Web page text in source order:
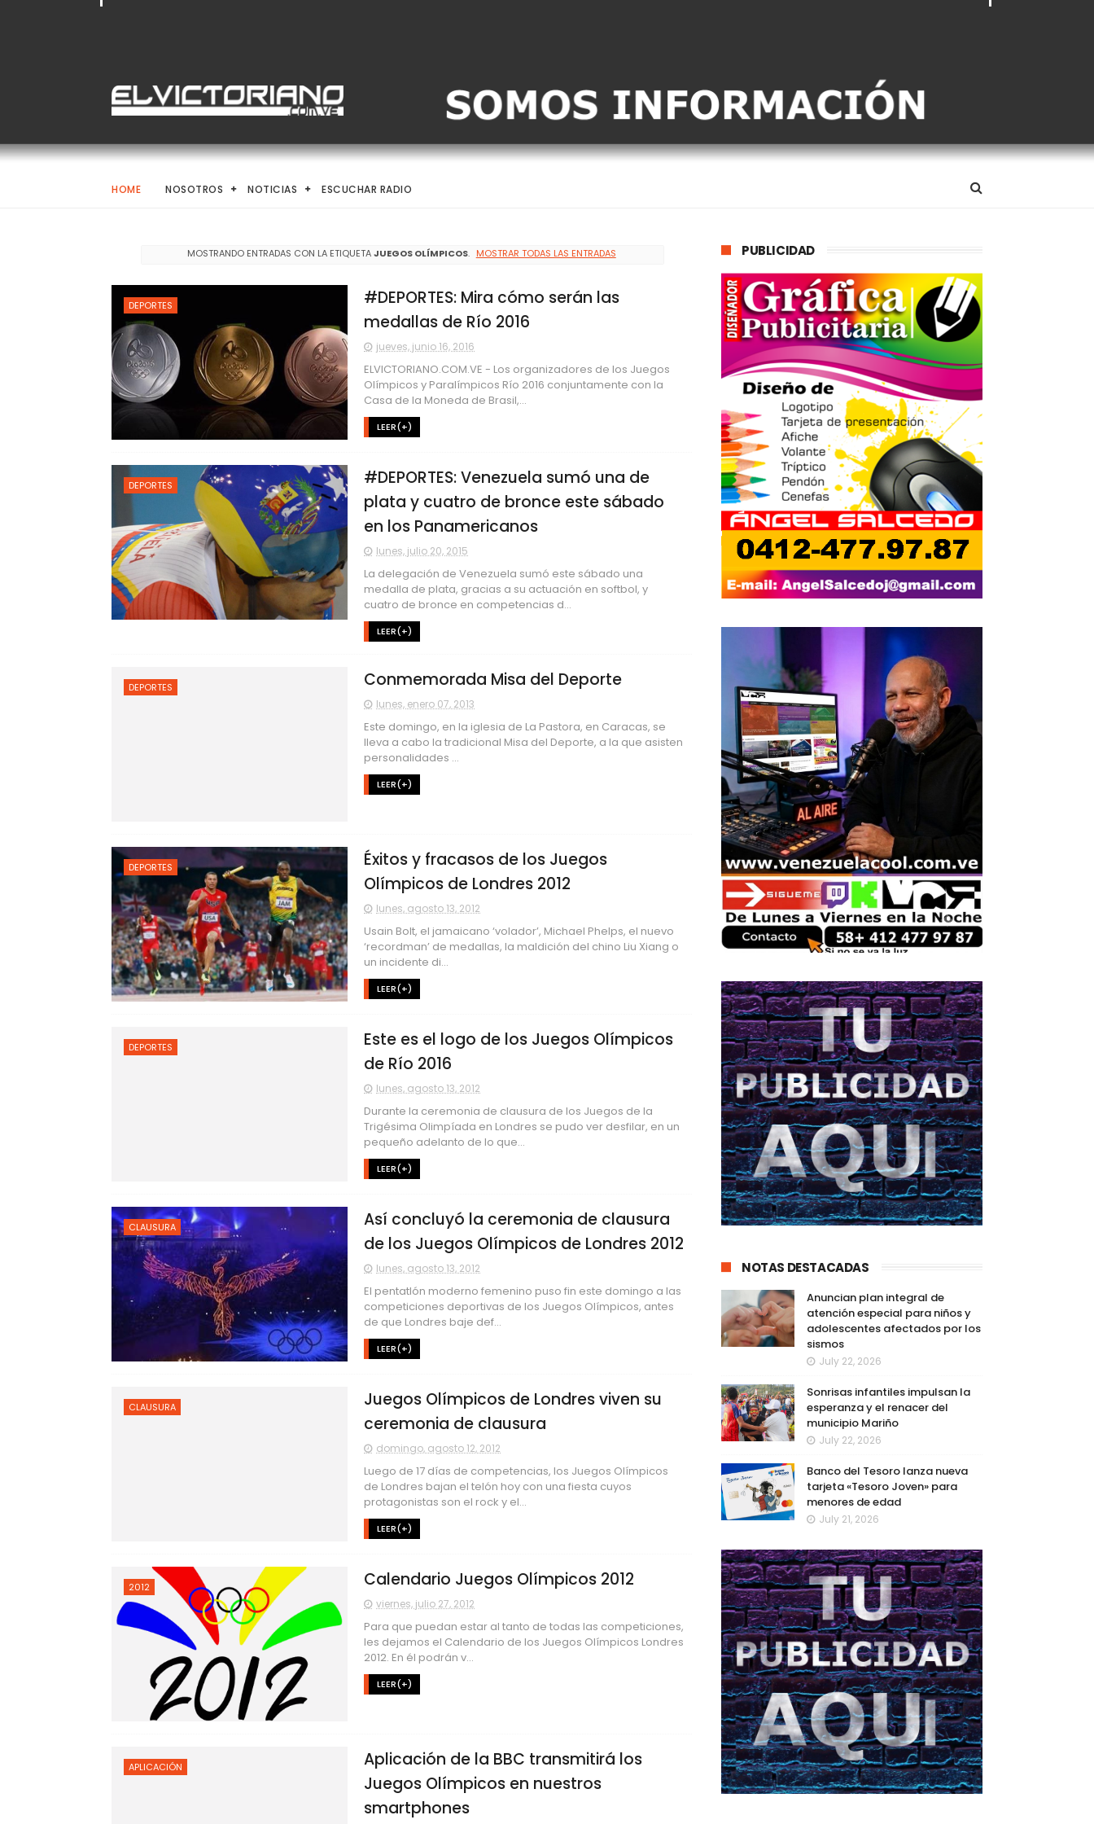
HOME NOSOTROS NOTICIAS ESCUCHAR RADIO
MOSTRANDO ENTRADAS CON LA ETIQUETAJUEGOS OLÍMPICOS. MOSTRAR TODAS LAS ENTRADAS
DEPORTES
#DEPORTES: Mira cómo serán las
medallas de Río 2016
jueves, junio 16, 2016
ELVICTORIANO.COM.VE - Los organizadores de los Juegos
Olímpicos y Paralímpicos Río 2016 conjuntamente con la
Casa de la Moneda de Brasil,...
LEER(+)
DEPORTES
#DEPORTES: Venezuela sumó una de
plata y cuatro de bronce este sábado
en los Panamericanos
lunes, julio 20, 2015
La delegación de Venezuela sumó este sábado una
medalla de plata, gracias a su actuación en softbol, y
cuatro de bronce en competencias d...
LEER(+)
DEPORTES Conmemorada Misa del Deporte
lunes, enero 07, 2013
Este domingo, en la iglesia de La Pastora, en Caracas, se
lleva a cabo la tradicional Misa del Deporte, a la que asisten
personalidades ...
LEER(+)
DEPORTES
Éxitos y fracasos de los Juegos
Olímpicos de Londres 2012
lunes, agosto 13, 2012
Usain Bolt, el jamaicano ‘volador’, Michael Phelps, el nuevo
‘recordman’ de medallas, la maldición del chino Liu Xiang o
un incidente di...
LEER(+)
DEPORTES
Este es el logo de los Juegos Olímpicos
de Río 2016
lunes, agosto 13, 2012
Durante la ceremonia de clausura de los Juegos de la
Trigésima Olimpíada en Londres se pudo ver desfilar, en un
pequeño adelanto de lo que...
LEER(+)
CLAUSURA
Así concluyó la ceremonia de clausura
de los Juegos Olímpicos de Londres 2012
lunes, agosto 13, 2012
El pentatlón moderno femenino puso fin este domingo a las
competiciones deportivas de los Juegos Olímpicos, antes
de que Londres baje def...
LEER(+)
CLAUSURA
Juegos Olímpicos de Londres viven su
ceremonia de clausura
domingo, agosto 12, 2012
Luego de 17 días de competencias, los Juegos Olímpicos
de Londres bajan el telón hoy con una fiesta cuyos
protagonistas son el rock y el...
LEER(+)
2012 Calendario Juegos Olímpicos 2012
viernes, julio 27, 2012
Para que puedan estar al tanto de todas las competiciones,
les dejamos el Calendario de los Juegos Olímpicos Londres
2012. En él podrán v...
LEER(+)
APLICACIÓN
Aplicación de la BBC transmitirá los
Juegos Olímpicos en nuestros
smartphones
PUBLICIDAD
NOTAS DESTACADAS
Anuncian plan integral de
atención especial para niños y
adolescentes afectados por los
sismos
July 22, 2026
Sonrisas infantiles impulsan la
esperanza y el renacer del
municipio Mariño
July 22, 2026
Banco del Tesoro lanza nueva
tarjeta «Tesoro Joven» para
menores de edad
July 21, 2026